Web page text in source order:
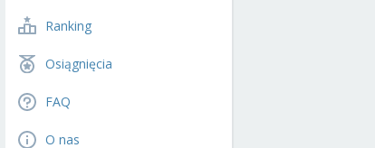
Ranking
Osiągnięcia
FAQ
O nas